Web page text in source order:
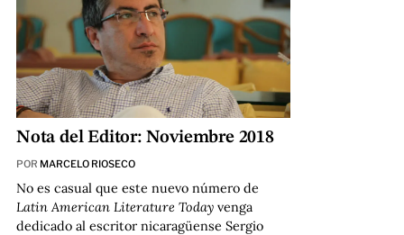
Nota del Editor: Noviembre 2018
POR MARCELO RIOSECO
No es casual que este nuevo número de
Latin American Literature Todayvenga
dedicado al escritor nicaragüense Sergio